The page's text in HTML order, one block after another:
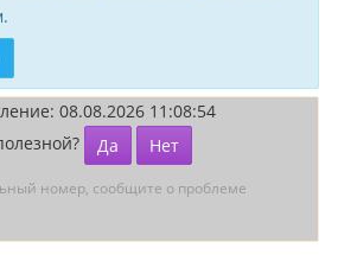
08.08.2026 11:08:54
Да Нет
номер, сообщите о проблеме